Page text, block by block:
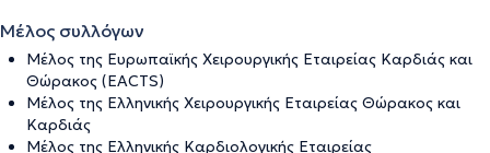
Μέλος συλλόγων
Μέλος της Ευρωπαϊκής Χειρουργικής Εταιρείας Καρδιάς και
Θώρακος (EACTS)
Μέλος της Ελληνικής Χειρουργικής Εταιρείας Θώρακος και
Καρδιάς
Μέλος της Ελληνικής Καρδιολογικής Εταιρείας